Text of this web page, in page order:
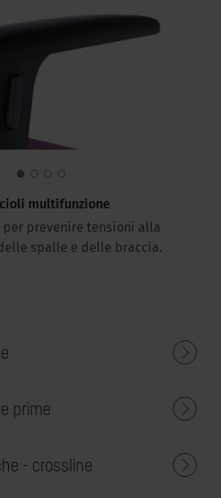
multifunzione
per prevenire tensioni alla
spalle e delle braccia.
prime
- crossline